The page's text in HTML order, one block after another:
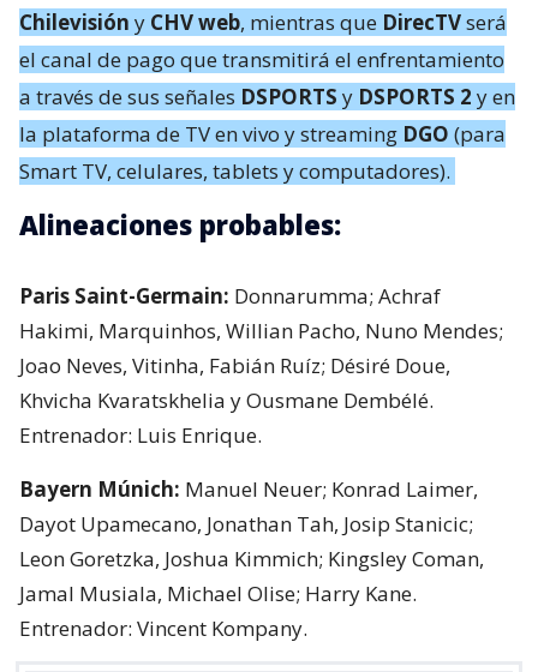
Chilevisión y CHV web, mientras que DirecTVserá
el canal de pago que transmitirá el enfrentamiento
a través de sus señales DSPORTS y DSPORTS 2 y en
la plataforma de TV en vivo y streaming DGO (para
Smart TV, celulares, tablets y computadores).
Alineaciones probables:
Paris Saint-Germain: Donnarumma; Achraf
Hakimi, Marquinhos, Willian Pacho, Nuno Mendes;
Joao Neves, Vitinha, Fabián Ruíz; Désiré Doue,
Khvicha Kvaratskhelia y Ousmane Dembélé.
Entrenador: Luis Enrique.
Bayern Múnich: Manuel Neuer; Konrad Laimer,
Dayot Upamecano, Jonathan Tah, Josip Stanicic;
Leon Goretzka, Joshua Kimmich; Kingsley Coman,
Jamal Musiala, Michael Olise; Harry Kane.
Entrenador: Vincent Kompany.